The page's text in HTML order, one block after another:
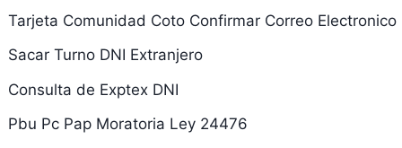
Tarjeta Comunidad Coto Confirmar Correo Electronico
Sacar Turno DNI Extranjero
Consulta de Exptex DNI
Pbu Pc Pap Moratoria Ley 24476